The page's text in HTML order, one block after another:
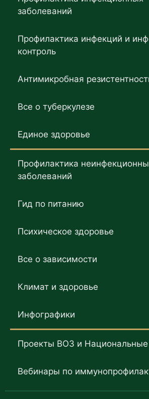
заболеваний
Профилактика инфекций и
контроль
Антимикробная
Все о туберкулезе
Единое здоровье
Профилактика
заболеваний
Гид по питанию
Психическое здоровье
Все о зависимости
Климат и здоровье
Инфографики
Проекты ВОЗ и Национальные
Вебинары по